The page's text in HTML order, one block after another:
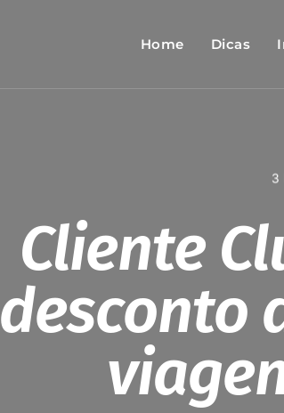
Home Dicas
3
Cliente
desconto